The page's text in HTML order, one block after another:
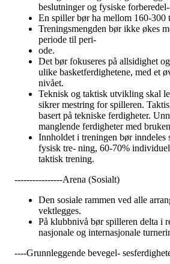
beslutninger og fysiske forberedel-
En spiller bør ha mellom 160-300
Treningsmengden bør ikke økes
periode til peri-
ode.
Det bør fokuseres på allsidighet
ulike basketferdighetene, med et
nivået.
Teknisk og taktisk utvikling skal
sikrer mestring for spilleren.
basert på tekniske ferdigheter.
manglende ferdigheter med
Innholdet i treningen bør inndeles
fysisk tre- ning, 60-70%
taktisk trening.
----------------Arena (Sosialt)
Den sosiale rammen ved alle
vektlegges.
På klubbnivå bør spilleren delta i
nasjonale og internasjonale
----Grunnleggende bevegel-